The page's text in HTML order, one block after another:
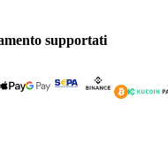
supportati